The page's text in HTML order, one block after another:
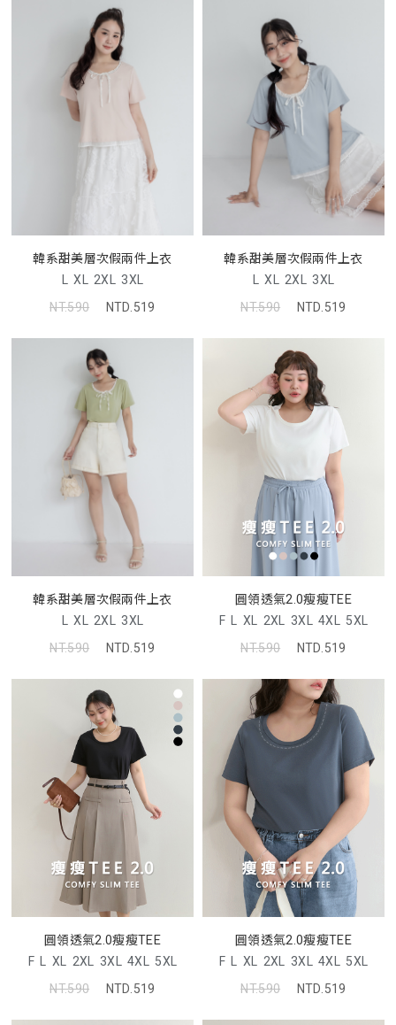
韓系甜美層次假兩件上衣
L XL 2XL 3XL
NT.590
NTD.519
韓系甜美層次假兩件上衣
L XL 2XL 3XL
NT.590
NTD.519
韓系甜美層次假兩件上衣
L XL 2XL 3XL
NT.590
NTD.519
圓領透氣2.0瘦瘦TEE
F L XL 2XL 3XL 4XL 5XL
NT.590
NTD.519
圓領透氣2.0瘦瘦TEE
F L XL 2XL 3XL 4XL 5XL
NT.590
NTD.519
圓領透氣2.0瘦瘦TEE
F L XL 2XL 3XL 4XL 5XL
NT.590
NTD.519